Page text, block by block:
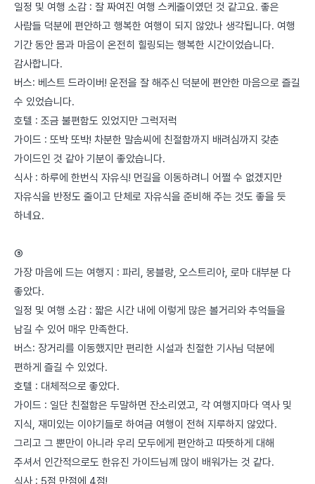
일정 및 여행 소감 : 잘 짜여진 여행 스케줄이였던 것 같고요. 좋은
사람들 덕분에 편안하고 행복한 여행이 되지 않았나 생각됩니다. 여행
기간 동안 몸과 마음이 온전히 힐링되는 행복한 시간이었습니다.
감사합니다.
버스: 베스트 드라이버! 운전을 잘 해주신 덕분에 편안한 마음으로 즐길
수 있었습니다.
호텔 : 조금 불편함도 있었지만 그럭저럭
가이드 : 또박 또박! 차분한 말솜씨에 친절함까지 배려심까지 갖춘
가이드인 것 같아 기분이 좋았습니다.
식사 : 하루에 한번식 자유식! 먼길을 이동하려니 어쩔 수 없겠지만
자유식을 반정도 줄이고 단체로 자유식을 준비해 주는 것도 좋을 듯
하네요.
⑤
가장 마음에 드는 여행지 : 파리, 몽블랑, 오스트리아, 로마 대부분 다
좋았다.
일정 및 여행 소감 : 짧은 시간 내에 이렇게 많은 볼거리와 추억들을
남길 수 있어 매우 만족한다.
버스: 장거리를 이동했지만 편리한 시설과 친절한 기사님 덕분에
편하게 즐길 수 있었다.
호텔 : 대체적으로 좋았다.
가이드 : 일단 친절함은 두말하면 잔소리였고, 각 여행지마다 역사 및
지식, 재미있는 이야기들로 하여금 여행이 전혀 지루하지 않았다.
그리고 그 뿐만이 아니라 우리 모두에게 편안하고 따뜻하게 대해
주셔서 인간적으로도 한유진 가이드님께 많이 배워가는 것 같다.
식사 : 5점 만점에 4점!